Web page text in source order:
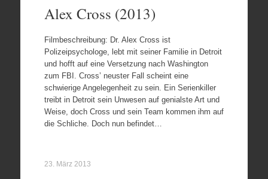
Alex Cross (2013)
Filmbeschreibung: Dr. Alex Cross ist
Polizeipsychologe, lebt mit seiner Familie in Detroit
und hofft auf eine Versetzung nach Washington
zum FBI. Cross’ neuster Fall scheint eine
schwierige Angelegenheit zu sein. Ein Serienkiller
treibt in Detroit sein Unwesen auf genialste Art und
Weise, doch Cross und sein Team kommen ihm auf
die Schliche. Doch nun befindet…
23. März 2013